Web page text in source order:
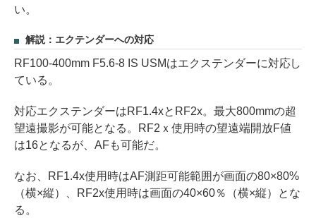
い。
解説：エクテンダーへの対応
RF100-400mm F5.6-8 IS USMはエクステンダーに対応し
ている。
対応エクステンダーはRF1.4xとRF2x。最大800mmの超
望遠撮影が可能となる。RF2ｘ使用時の望遠端開放F値
は16となるが、AFも可能だ。
なお、RF1.4x使用時はAF測距可能範囲が画面の80×80%
（横×縦）、RF2x使用時は画面の40×60％（横×縦）とな
る。